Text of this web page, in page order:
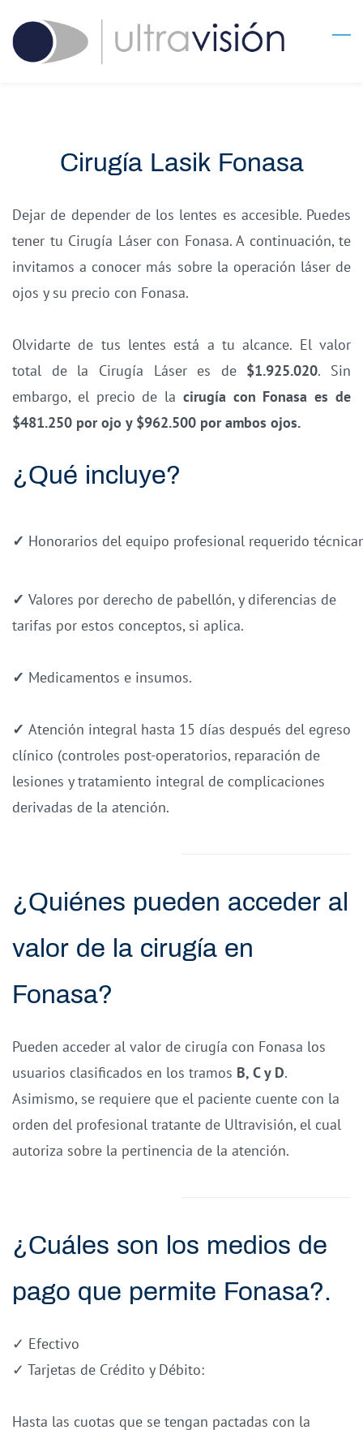
to
main
Cirugía Lasik Fonasa
Dejar de depender de los lentes es accesible. Puedes
tener tu Cirugía Láser con Fonasa. A continuación, te
invitamos a conocer más sobre la operación láser de
ojos y su precio con Fonasa.
Olvidarte de tus lentes está a tu alcance. El valor
total de la Cirugía Láser es de $1.925.020. Sin
embargo, el precio de la cirugía con Fonasa es de
$481.250 por ojo y $962.500 por ambos ojos.
¿Qué incluye?
✓ Honorarios del equipo profesional requerido
✓ Valores por derecho de pabellón, y diferencias de
tarifas por estos conceptos, si aplica.
✓ Medicamentos e insumos.
✓ Atención integral hasta 15 días después del egreso
clínico (controles post-operatorios, reparación de
lesiones y tratamiento integral de complicaciones
derivadas de la atención.
¿Quiénes pueden acceder al
valor de la cirugía en
Fonasa?
Pueden acceder al valor de cirugía con Fonasa los
usuarios clasificados en los tramos B, C y D.
Asimismo, se requiere que el paciente cuente con la
orden del profesional tratante de Ultravisión, el cual
autoriza sobre la pertinencia de la atención.
¿Cuáles son los medios de
pago que permite Fonasa?.
✓ Efectivo
✓ Tarjetas de Crédito y Débito:
Hasta las cuotas que se tengan pactadas con la